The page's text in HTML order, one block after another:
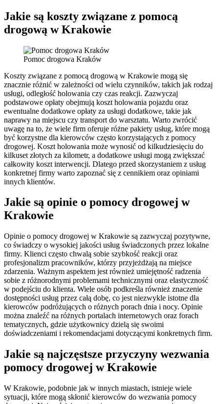
Jakie są koszty związane z pomocą
drogową w Krakowie
Pomoc drogowa Kraków
Koszty związane z pomocą drogową w Krakowie mogą się
znacznie różnić w zależności od wielu czynników, takich jak rodzaj
usługi, odległość holowania czy czas reakcji. Zazwyczaj
podstawowe opłaty obejmują koszt holowania pojazdu oraz
ewentualne dodatkowe opłaty za usługi dodatkowe, takie jak
naprawy na miejscu czy transport do warsztatu. Warto zwrócić
uwagę na to, że wiele firm oferuje różne pakiety usług, które mogą
być korzystne dla kierowców często korzystających z pomocy
drogowej. Koszt holowania może wynosić od kilkudziesięciu do
kilkuset złotych za kilometr, a dodatkowe usługi mogą zwiększać
całkowity koszt interwencji. Dlatego przed skorzystaniem z usług
konkretnej firmy warto zapoznać się z cennikiem oraz opiniami
innych klientów.
Jakie są opinie o pomocy drogowej w
Krakowie
Opinie o pomocy drogowej w Krakowie są zazwyczaj pozytywne,
co świadczy o wysokiej jakości usług świadczonych przez lokalne
firmy. Klienci często chwalą sobie szybkość reakcji oraz
profesjonalizm pracowników, którzy przyjeżdżają na miejsce
zdarzenia. Ważnym aspektem jest również umiejętność radzenia
sobie z różnorodnymi problemami technicznymi oraz elastyczność
w podejściu do klienta. Wiele osób podkreśla również znaczenie
dostępności usług przez całą dobę, co jest niezwykle istotne dla
kierowców podróżujących o różnych porach dnia i nocy. Opinie
można znaleźć na różnych portalach internetowych oraz forach
tematycznych, gdzie użytkownicy dzielą się swoimi
doświadczeniami i rekomendacjami dotyczącymi konkretnych firm.
Jakie są najczęstsze przyczyny wezwania
pomocy drogowej w Krakowie
W Krakowie, podobnie jak w innych miastach, istnieje wiele
sytuacji, które mogą skłonić kierowców do wezwania pomocy